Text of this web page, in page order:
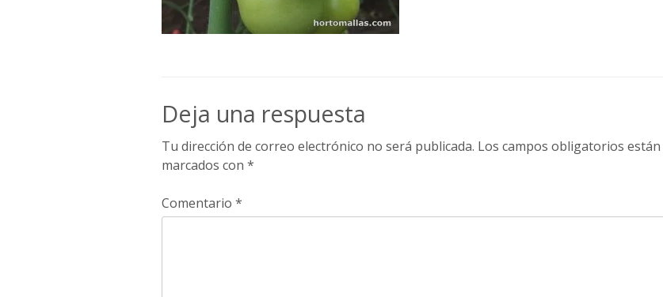
Deja una respuesta
Tu dirección de correo electrónico no será publicada. Los campos obligatorios están
marcados con *
Comentario *